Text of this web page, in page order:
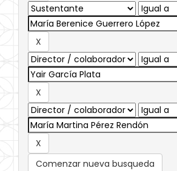
Comenzar nueva busqueda